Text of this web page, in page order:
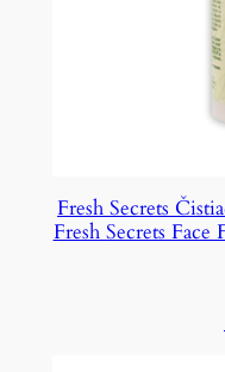
Fresh Secrets
Fresh Secrets